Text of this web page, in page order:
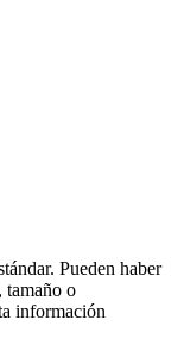
Pueden haber
tamaño o
información